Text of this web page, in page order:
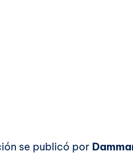
se publicó por